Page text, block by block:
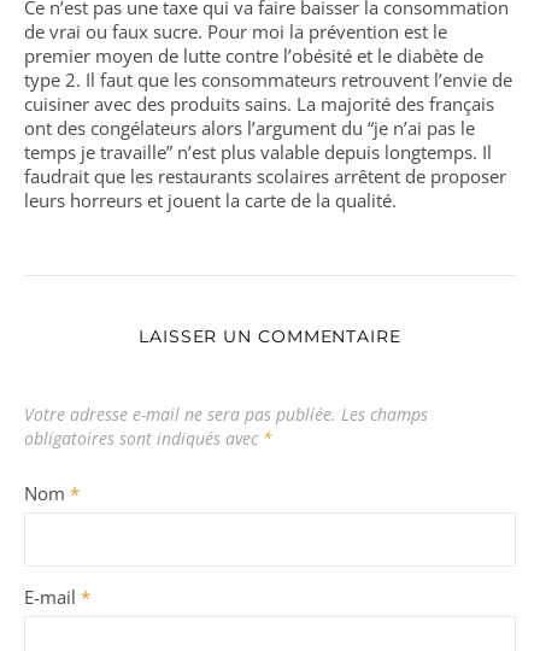
Ce n’est pas une taxe qui va faire baisser la consommation
de vrai ou faux sucre. Pour moi la prévention est le
premier moyen de lutte contre l’obésité et le diabète de
type 2. Il faut que les consommateurs retrouvent l’envie de
cuisiner avec des produits sains. La majorité des français
ont des congélateurs alors l’argument du “je n’ai pas le
temps je travaille” n’est plus valable depuis longtemps. Il
faudrait que les restaurants scolaires arrêtent de proposer
leurs horreurs et jouent la carte de la qualité.
LAISSER UN COMMENTAIRE
Votre adresse e-mail ne sera pas publiée. Les champs
obligatoires sont indiqués avec *
Nom *
E-mail *